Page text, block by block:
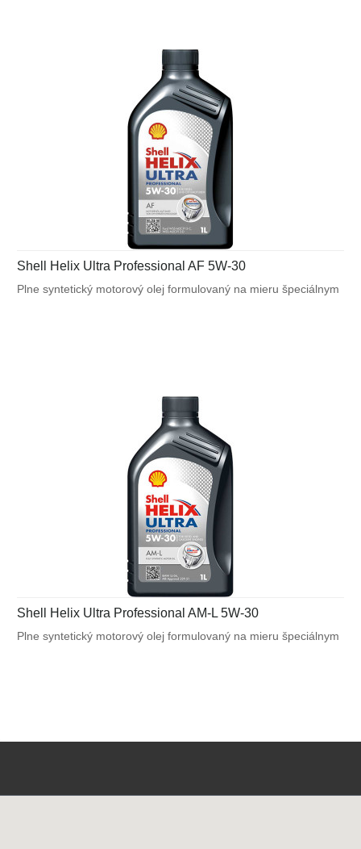
Shell Helix Ultra Professional AF 5W-30
Plne syntetický motorový olej formulovaný na mieru špeciálnym
Shell Helix Ultra Professional AM-L 5W-30
Plne syntetický motorový olej formulovaný na mieru špeciálnym